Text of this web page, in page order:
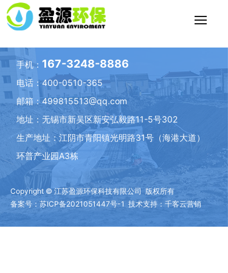
4 0 4
OH!
Sorry! 找不到页面
Copyright © 江苏盈源环保科技有限公司 版权所有
备案号： 苏ICP备2021051447号-1 技术支持： 千客云营销
手机： 167-3248-8886
电话：400-0510-365
邮箱：499815513@qq.com
地址： 无锡市新吴区新安弘毅路11-5号302
生产地址：江阴市青阳镇光明路31号（海港大道）
环普产业园A3栋